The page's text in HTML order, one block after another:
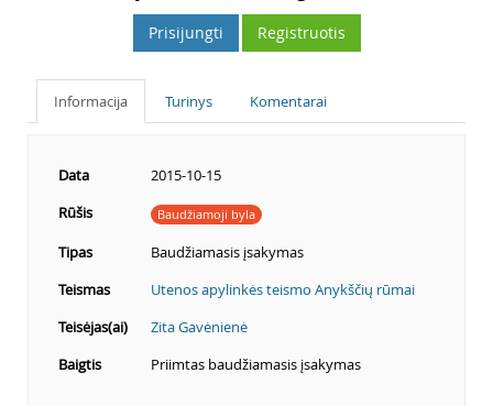
Prisijungti Registruotis
Informacija Turinys Komentarai
Data
2015-10-15
Rūšis
Baudžiamoji byla
Tipas
Baudžiamasis įsakymas
Teismas
Utenos apylinkės teismo Anykščių rūmai
Teisėjas(ai)
Zita Gavėnienė
Baigtis
Priimtas baudžiamasis įsakymas